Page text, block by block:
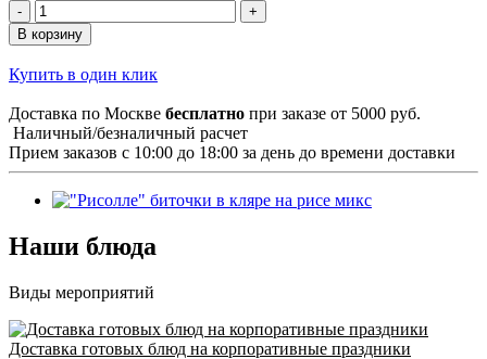
В корзину
Купить в один клик
Доставка по Москве бесплатно при заказе от 5000 руб.
Наличный/безналичный расчет
Прием заказов с 10:00 до 18:00 за день до времени доставки
Наши блюда
Виды мероприятий
Доставка готовых блюд на корпоративные праздники